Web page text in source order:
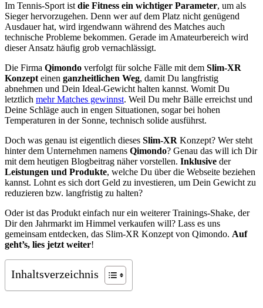
Im Tennis-Sport ist die Fitness ein wichtiger Parameter, um als
Sieger hervorzugehen. Denn wer auf dem Platz nicht genügend
Ausdauer hat, wird irgendwann während des Matches auch
technische Probleme bekommen. Gerade im Amateurbereich wird
dieser Ansatz häufig grob vernachlässigt.
Die Firma Qimondo verfolgt für solche Fälle mit dem Slim-XR
Konzept einen ganzheitlichen Weg, damit Du langfristig
abnehmen und Dein Ideal-Gewicht halten kannst. Womit Du
letztlich mehr Matches gewinnst. Weil Du mehr Bälle erreichst und
Deine Schläge auch in engen Situationen, sogar bei hohen
Temperaturen in der Sonne, technisch solide ausführst.
Doch was genau ist eigentlich dieses Slim-XR Konzept? Wer steht
hinter dem Unternehmen namens Qimondo? Genau das will ich Dir
mit dem heutigen Blogbeitrag näher vorstellen. Inklusive der
Leistungen und Produkte, welche Du über die Webseite beziehen
kannst. Lohnt es sich dort Geld zu investieren, um Dein Gewicht zu
reduzieren bzw. langfristig zu halten?
Oder ist das Produkt einfach nur ein weiterer Trainings-Shake, der
Dir den Jahrmarkt im Himmel verkaufen will? Lass es uns
gemeinsam entdecken, das Slim-XR Konzept von Qimondo. Auf
geht’s, lies jetzt weiter!
Inhaltsverzeichnis